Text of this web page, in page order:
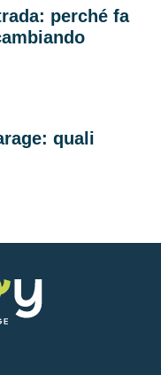
perché fa
quali